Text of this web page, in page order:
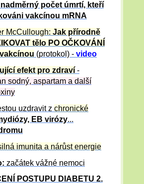
počet úmrtí, kteří
vakcínou mRNA
McCullough: Jak přírodně
tělo PO OČKOVÁNÍ
(protokol) - video
efekt pro zdraví-
sodný, aspartam a další
uzdravit z chronické
EB virózy...
imunita a nárůst energie
začátek vážné nemoci
NÍ POSTUPU DIABETU 2.